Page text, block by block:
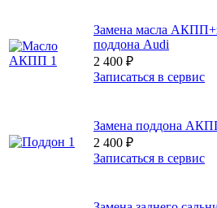
Замена масла
поддона Audi
2 400 ₽
Записаться в сервис
Замена поддона
2 400 ₽
Записаться в сервис